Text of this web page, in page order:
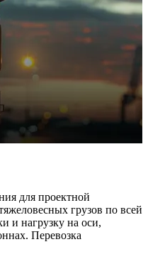
для проектной
грузов по всей
и нагрузку на оси,
Перевозка